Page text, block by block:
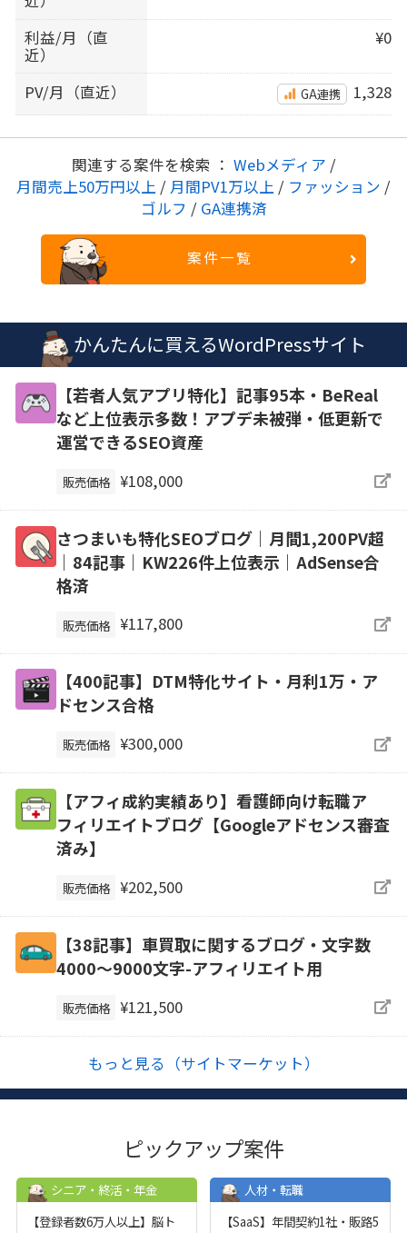
利益/月（直
近）
¥0
PV/月（直近） GA連携 1,328
関連する案件を検索 ： Webメディア /
月間売上50万円以上 / 月間PV1万以上 / ファッション /
ゴルフ / GA連携済
案件一覧
かんたんに買えるWordPressサイト
【若者人気アプリ特化】記事95本・BeReal
など上位表示多数！アプデ未被弾・低更新で
運営できるSEO資産
販売価格 ¥108,000
さつまいも特化SEOブログ｜月間1,200PV超
｜84記事｜KW226件上位表示｜AdSense合
格済
販売価格 ¥117,800
【400記事】DTM特化サイト・月利1万・ア
ドセンス合格
販売価格 ¥300,000
【アフィ成約実績あり】看護師向け転職ア
フィリエイトブログ【Googleアドセンス審査
済み】
販売価格 ¥202,500
【38記事】車買取に関するブログ・文字数
4000～9000文字-アフィリエイト用
販売価格 ¥121,500
もっと見る（サイトマーケット）
ピックアップ案件
シニア・終活・年金
【登録者数6万人以上】脳ト
人材・転職
【SaaS】年間契約1社・販路5